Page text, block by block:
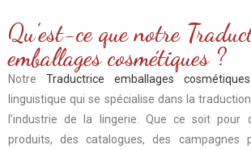
Qu’est-ce que notre
emballages cosmétiques ?
Notre Traductrice emballages cosmétiques
linguistique qui se spécialise dans la
l’industrie de la lingerie. Que ce soit pour
produits, des catalogues, des campagnes